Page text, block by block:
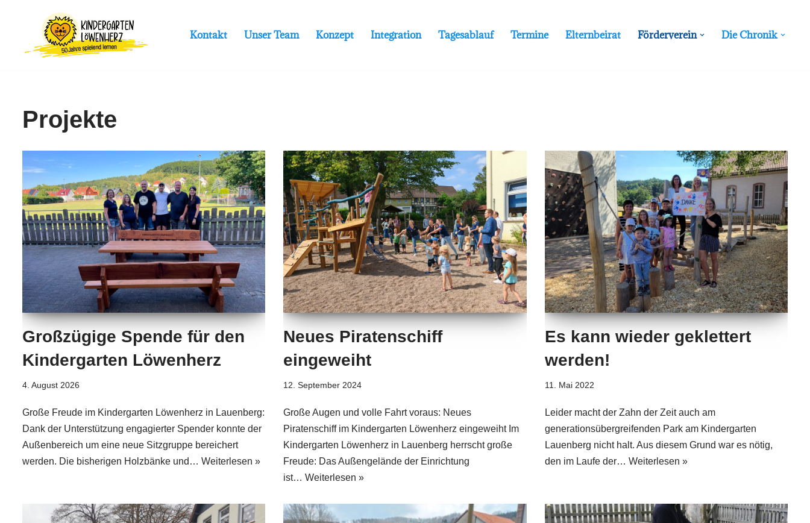
Inhalt
Kontakt Unser Team Konzept Integration Tagesablauf Termine Elternbeirat Förderverein Die Chronik
Projekte
Großzügige Spende für den
Kindergarten Löwenherz
4. August 2026
Große Freude im Kindergarten Löwenherz in Lauenberg:
Dank der Unterstützung engagierter Spender konnte der
Außenbereich um eine neue Sitzgruppe bereichert
werden. Die bisherigen Holzbänke und… Weiterlesen »
Neues Piratenschiff
eingeweiht
12. September 2024
Große Augen und volle Fahrt voraus: Neues
Piratenschiff im Kindergarten Löwenherz eingeweiht ​Im
Kindergarten Löwenherz in Lauenberg herrscht große
Freude: Das Außengelände der Einrichtung
ist…Weiterlesen »
Es kann wieder geklettert
werden!
11. Mai 2022
Leider macht der Zahn der Zeit auch am
generationsübergreifenden Park am Kindergarten
Lauenberg nicht halt. Aus diesem Grund war es nötig,
den im Laufe der… Weiterlesen »